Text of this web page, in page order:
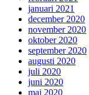
januari 2021
december 2020
november 2020
oktober 2020
september 2020
augusti 2020
juli 2020
juni 2020
maj 2020